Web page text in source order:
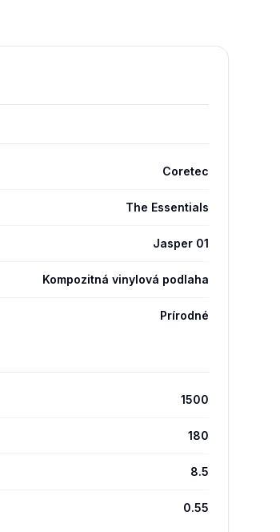
Coretec
The Essentials
Jasper 01
Kompozitná vinylová podlaha
Prírodné
1500
180
8.5
0.55